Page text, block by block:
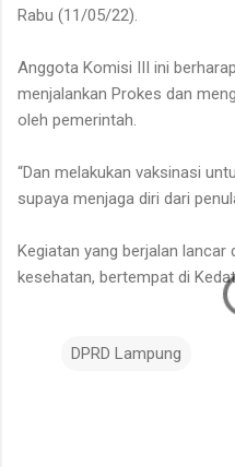
Rabu (11/05/22).
Anggota Komisi III ini
menjalankan Prokes dan
oleh pemerintah.
“Dan melakukan vaksinasi
supaya menjaga diri dari
Kegiatan yang berjalan
kesehatan, bertempat di
DPRD Lampung